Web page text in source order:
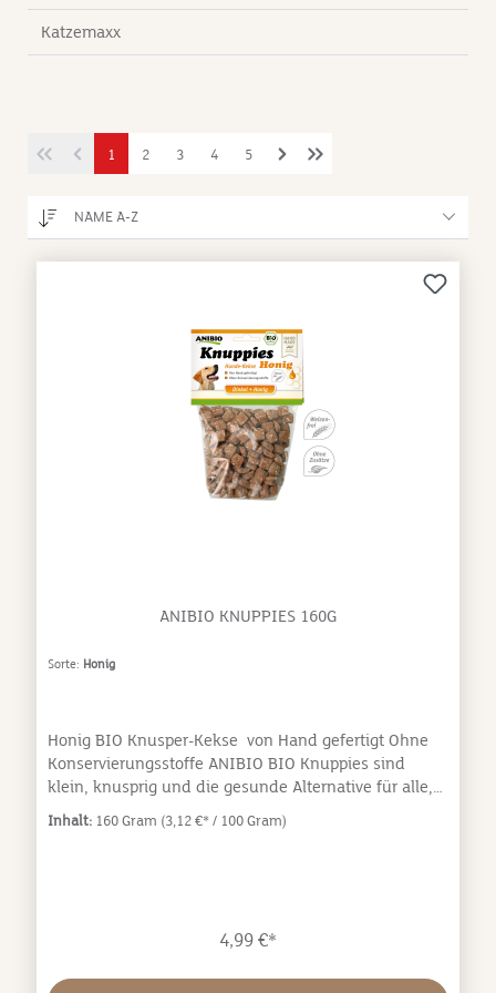
Katzemaxx
1 2 3 4 5
NAME A-Z
ANIBIO KNUPPIES 160G
Sorte: Honig
Honig BIO Knusper-Kekse von Hand gefertigt Ohne
Konservierungsstoffe ANIBIO BIO Knuppies sind
klein, knusprig und die gesunde Alternative für alle,
die auch bei der Belohnung Ihres Hundes auf die
optimale Zusammensetzung achten. Natur-Knuppies
Haferflocken*, Roggenmehl*, Roggenschrot*,
Inhalt: 160 Gram (3,12 €* / 100 Gram)
4,99 €*